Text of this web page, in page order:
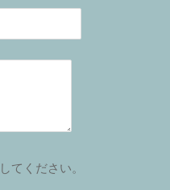
てください。